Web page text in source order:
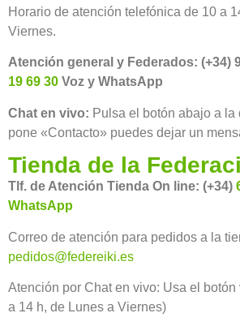
Horario de atención telefónica de 10 a
Viernes.
Atención general y Federados: (+34)
19 69 30 Voz y WhatsApp
Chat en vivo: Pulsa el botón abajo a la
pone «Contacto» puedes dejar un
Tienda de la
Tlf. de Atención Tienda On line: (+34)
WhatsApp
Correo de atención para pedidos a la
pedidos@federeiki.es
Atención por Chat en vivo: Usa el
a 14 h, de Lunes a Viernes)